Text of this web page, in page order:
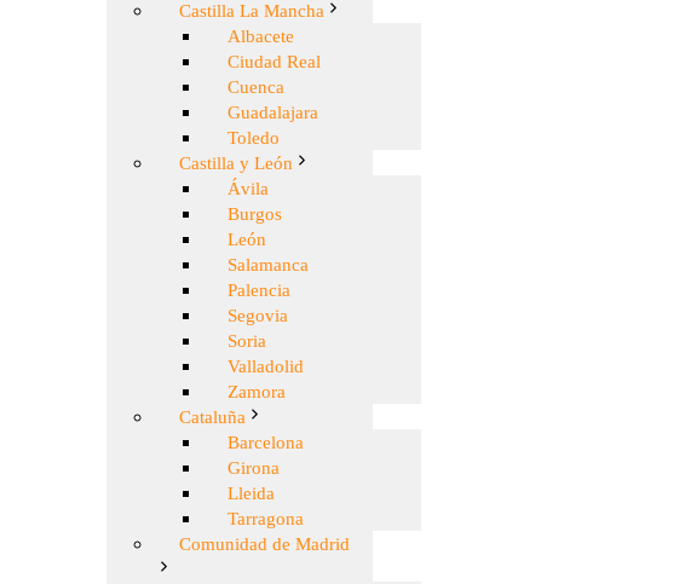
Castilla La Mancha
Albacete
Ciudad Real
Cuenca
Guadalajara
Toledo
Castilla y León
Ávila
Burgos
León
Salamanca
Palencia
Segovia
Soria
Valladolid
Zamora
Cataluña
Barcelona
Girona
Lleida
Tarragona
Comunidad de Madrid